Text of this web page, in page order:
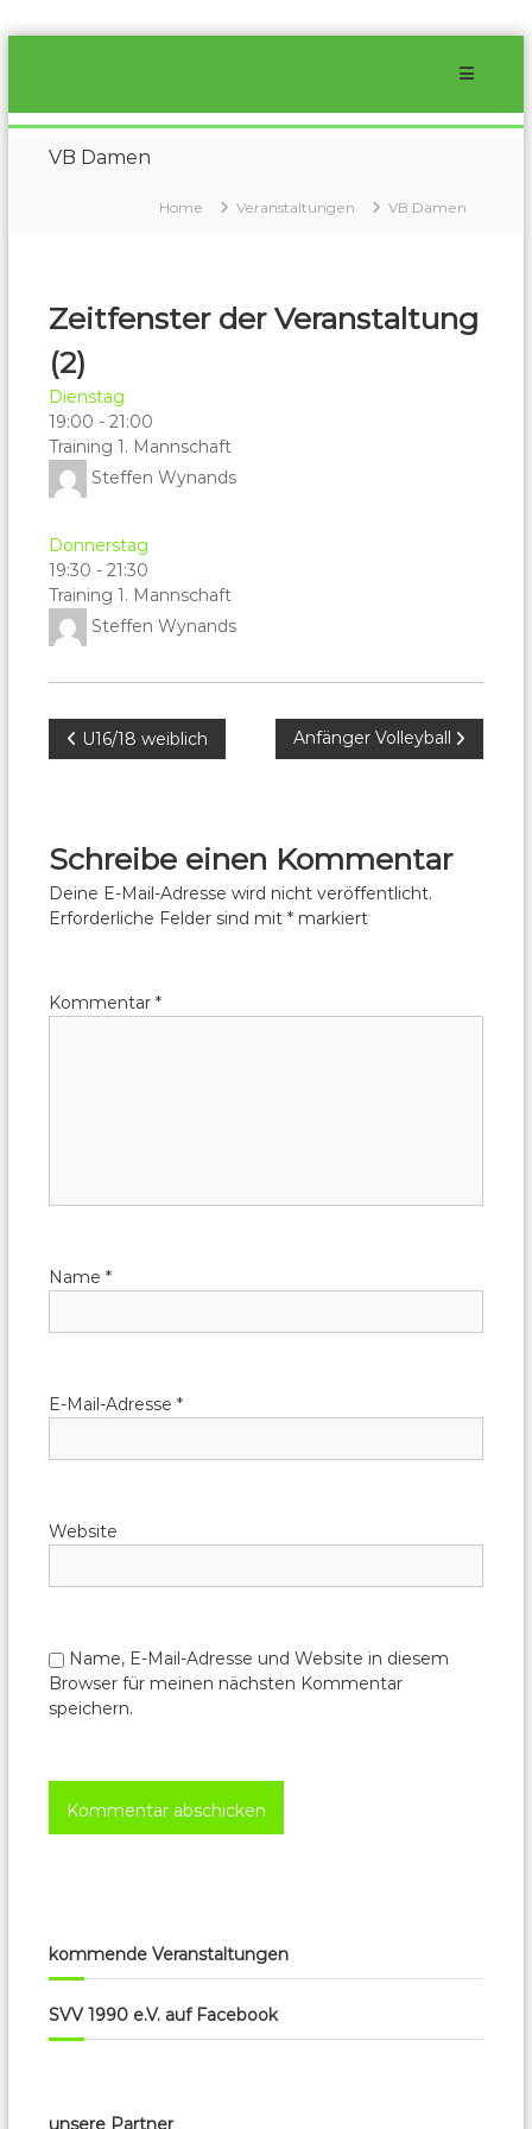
1990
Glashütte-
im
Müglitztal
für
Jung
und
Alt
VB Damen
Home Veranstaltungen VB Damen
Zeitfenster der Veranstaltung
(2)
Dienstag
19:00 -21:00
Training 1. Mannschaft
Steffen Wynands
Donnerstag
19:30 -21:30
Training 1. Mannschaft
Steffen Wynands
Beitragsnavigation
U16/18 weiblich Anfänger Volleyball
Schreibe einen Kommentar
Deine E-Mail-Adresse wird nicht veröffentlicht.
Erforderliche Felder sind mit* markiert
Kommentar*
Name*
E-Mail-Adresse*
Website
Name, E-Mail-Adresse und Website in diesem
Browser für meinen nächsten Kommentar
speichern.
kommende Veranstaltungen
SVV 1990 e.V. auf Facebook
unsere Partner